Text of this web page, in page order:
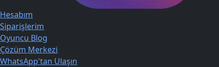
Hesabım
Siparişlerim
Oyuncu Blog
Çözüm Merkezi
WhatsApp'tan Ulaşın